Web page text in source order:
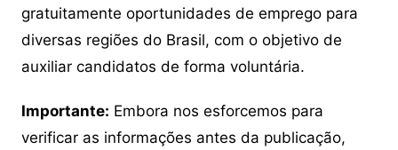
gratuitamente oportunidades de emprego para
diversas regiões do Brasil, com o objetivo de
auxiliar candidatos de forma voluntária.
Importante: Embora nos esforcemos para
verificar as informações antes da publicação,